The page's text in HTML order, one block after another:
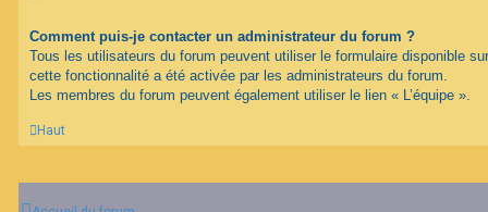
Comment puis-je contacter un administrateur du forum ?
Tous les utilisateurs du forum peuvent utiliser le formulaire disponible
cette fonctionnalité a été activée par les administrateurs du forum.
Les membres du forum peuvent également utiliser le lien « L’équipe ».
Haut